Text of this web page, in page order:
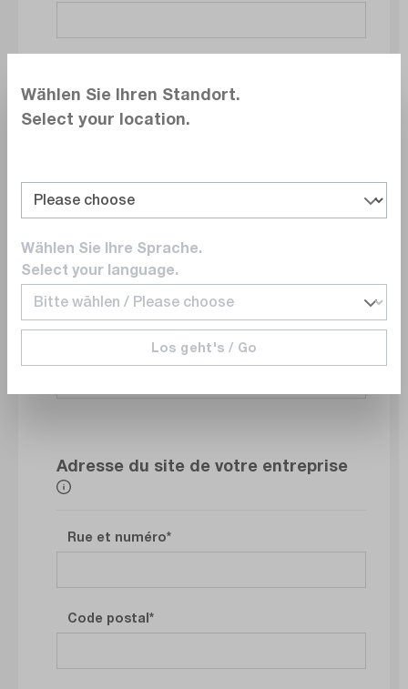
E-mail
Numéro de téléphone
Adresse du site de votre entreprise
Rue et numéro
Code postal
Wählen Sie Ihren Standort.
Select your location.
Wählen Sie Ihre Sprache.
Select your language.
Los geht's / Go